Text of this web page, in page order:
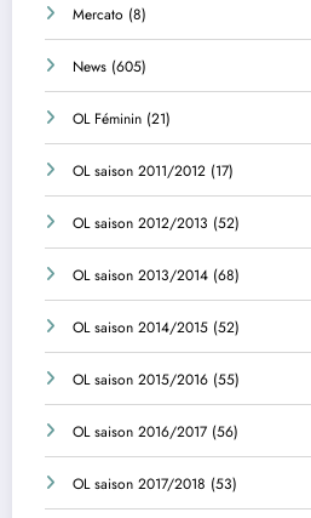
Mercato (8)
News (605)
OL Féminin (21)
OL saison 2011/2012 (17)
OL saison 2012/2013 (52)
OL saison 2013/2014 (68)
OL saison 2014/2015 (52)
OL saison 2015/2016 (55)
OL saison 2016/2017 (56)
OL saison 2017/2018 (53)